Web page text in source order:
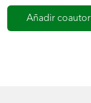
Añadir coautor